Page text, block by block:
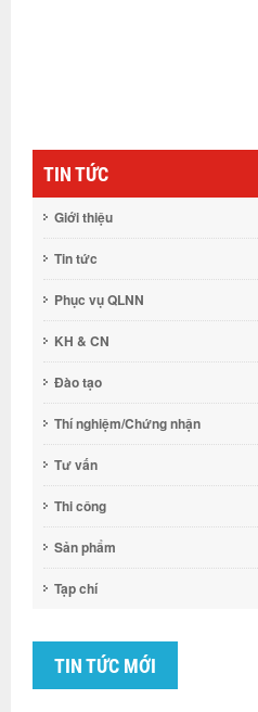
TIN TỨC
Giới thiệu
Tin tức
Phục vụ QLNN
KH & CN
Đào tạo
Thí nghiệm/Chứng nhận
Tư vấn
Thi công
Sản phẩm
Tạp chí
TIN TỨC MỚI